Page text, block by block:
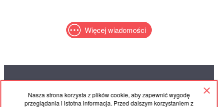
Nasza strona korzysta z plików cookie, aby zapewnić wygodę
przeglądania i istotna informacja. Przed dalszym korzystaniem z
Więcej wiadomości
REDTRAM
© 2004-2026 Redtram, Ltd.